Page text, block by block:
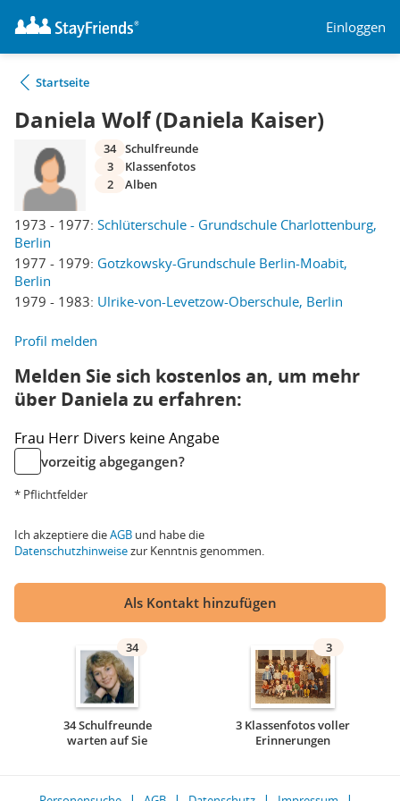
Einloggen
Startseite
Daniela Wolf (Daniela Kaiser)
1973 - 1977: Schlüterschule - Grundschule Charlottenburg,
Berlin
1977 - 1979: Gotzkowsky-Grundschule Berlin-Moabit,
Berlin
1979 - 1983: Ulrike-von-Levetzow-Oberschule, Berlin
34 Schulfreunde
3
Klassenfotos
2
Alben
Profil melden
Melden Sie sich kostenlos an, um mehr
über Daniela zu erfahren:
Frau Herr Divers keine Angabe
vorzeitig abgegangen?
* Pflichtfelder
Ich akzeptiere dieAGB und habe die
Datenschutzhinweisezur Kenntnis genommen.
Als Kontakt hinzufügen
34
34 Schulfreunde
warten auf Sie
3
3 Klassenfotos voller
Erinnerungen